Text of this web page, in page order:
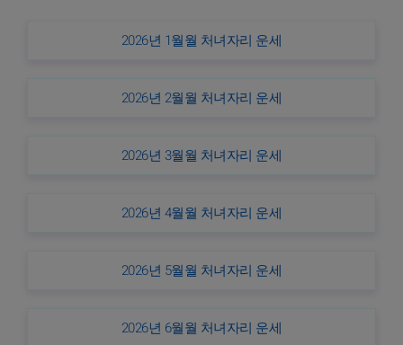
2026년 1월월 처녀자리 운세
2026년 2월월 처녀자리 운세
2026년 3월월 처녀자리 운세
2026년 4월월 처녀자리 운세
2026년 5월월 처녀자리 운세
2026년 6월월 처녀자리 운세